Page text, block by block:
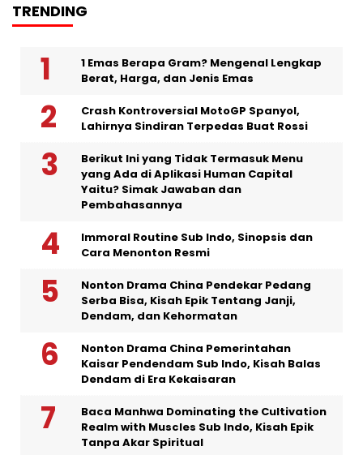
TRENDING
1 Emas Berapa Gram? Mengenal Lengkap
Berat, Harga, dan Jenis Emas
Crash Kontroversial MotoGP Spanyol,
Lahirnya Sindiran Terpedas Buat Rossi
Berikut Ini yang Tidak Termasuk Menu
yang Ada di Aplikasi Human Capital
Yaitu? Simak Jawaban dan
Pembahasannya
Immoral Routine Sub Indo, Sinopsis dan
Cara Menonton Resmi
Nonton Drama China Pendekar Pedang
Serba Bisa, Kisah Epik Tentang Janji,
Dendam, dan Kehormatan
Nonton Drama China Pemerintahan
Kaisar Pendendam Sub Indo, Kisah Balas
Dendam di Era Kekaisaran
Baca Manhwa Dominating the Cultivation
Realm with Muscles Sub Indo, Kisah Epik
Tanpa Akar Spiritual